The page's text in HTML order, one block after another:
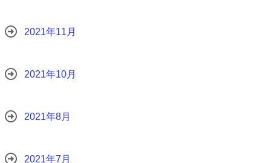
2021年11月
2021年10月
2021年8月
2021年7月